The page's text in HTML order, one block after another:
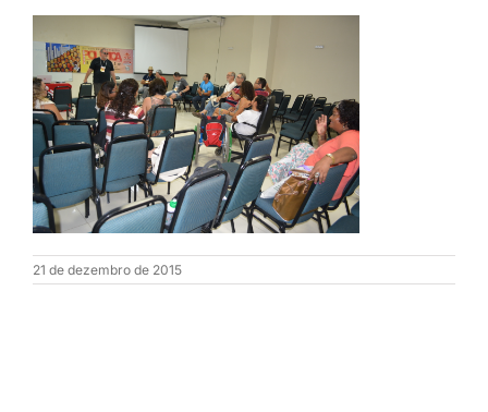
PUBLICAÇÕES
DOCUMENTOS
GALERIAS
EVENTOS
21 de dezembro de 2015